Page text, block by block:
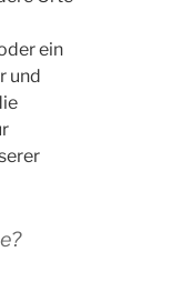
ein
und